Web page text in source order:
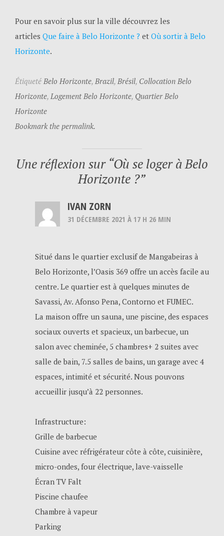
Pour en savoir plus sur la ville découvrez les
articles Que faire à Belo Horizonte ? et Où sortir à Belo
Horizonte.
Étiqueté Belo Horizonte, Brazil, Brésil, Collocation Belo
Horizonte, Logement Belo Horizonte, Quartier Belo
Horizonte
Bookmark the permalink.
Une réflexion sur “Où se loger à Belo
Horizonte ?”
IVAN ZORN
31 DÉCEMBRE 2021 À 17 H 26 MIN
Situé dans le quartier exclusif de Mangabeiras à
Belo Horizonte, l’Oasis 369 offre un accès facile au
centre. Le quartier est à quelques minutes de
Savassi, Av. Afonso Pena, Contorno et FUMEC.
La maison offre un sauna, une piscine, des espaces
sociaux ouverts et spacieux, un barbecue, un
salon avec cheminée, 5 chambres+ 2 suites avec
salle de bain, 7.5 salles de bains, un garage avec 4
espaces, intimité et sécurité. Nous pouvons
accueillir jusqu’à 22 personnes.
Infrastructure:
Grille de barbecue
Cuisine avec réfrigérateur côte à côte, cuisinière,
micro-ondes, four électrique, lave-vaisselle
Écran TV Falt
Piscine chaufee
Chambre à vapeur
Parking